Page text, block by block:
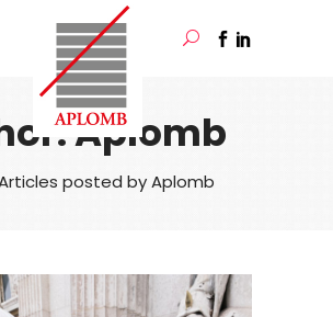
Aplomb
posted by Aplomb